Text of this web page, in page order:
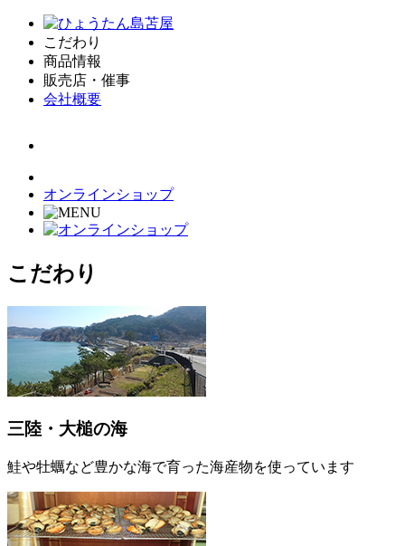
こだわり
商品情報
販売店・催事
会社概要
オンラインショップ
こだわり
三陸・大槌の海
鮭や牡蠣など豊かな海で育った海産物を使っています